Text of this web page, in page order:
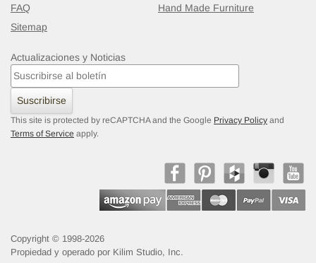
Alfombra Vintage de Pasillo- K0077835
99 cm x 314 cm
$597
FAQ
Sitemap
Hand Made Furniture
Actualizaciones y Noticias
Suscribirse
This site is protected by reCAPTCHA and the Google Privacy Policy and
Terms of Service apply.
Copyright © 1998-2026
Propiedad y operado por Kilim Studio, Inc.